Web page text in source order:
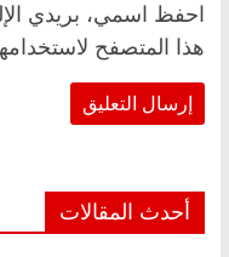
احفظ اسمي، بريدي
هذا المتصفح
أحدث المقالات